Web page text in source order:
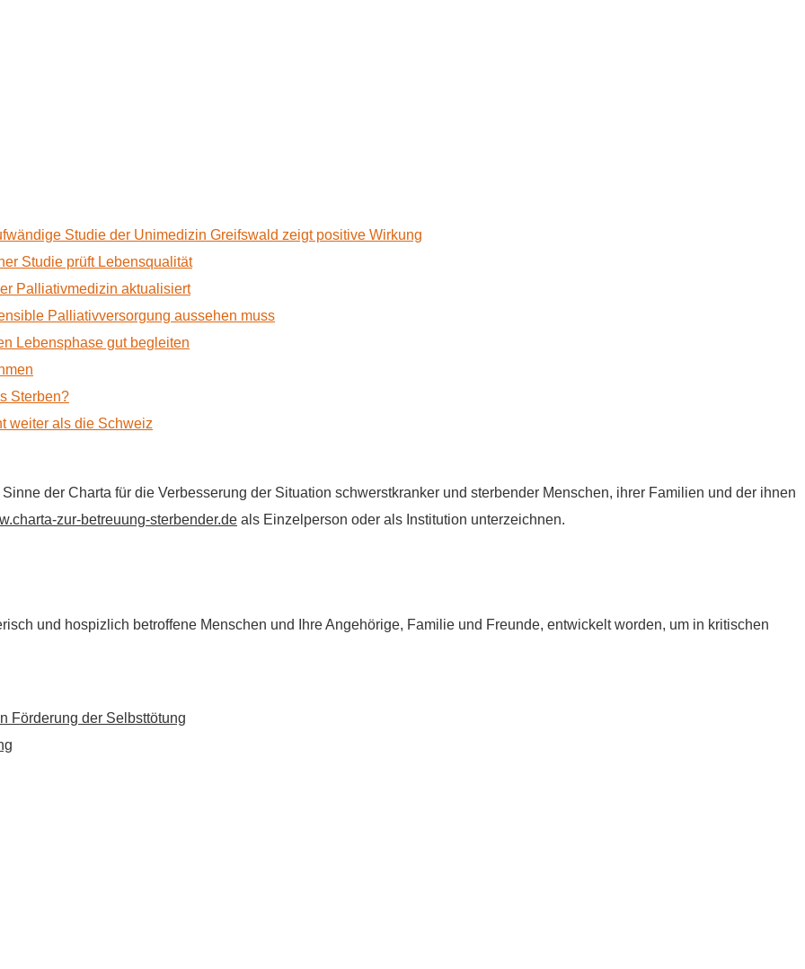
Studie der Unimedizin Greifswald zeigt positive Wirkung
Studie prüft Lebensqualität
Palliativmedizin aktualisiert
Palliativversorgung aussehen muss
Lebensphase gut begleiten
Sterben?
weiter als die Schweiz
der Charta für die Verbesserung der Situation schwerstkranker und sterbender Menschen, ihrer Familien und der ihnen
zur-betreuung-sterbender.de als Einzelperson oder als Institution unterzeichnen.
und hospizlich betroffene Menschen und Ihre Angehörige, Familie und Freunde, entwickelt worden, um in kritischen
Förderung der Selbsttötung